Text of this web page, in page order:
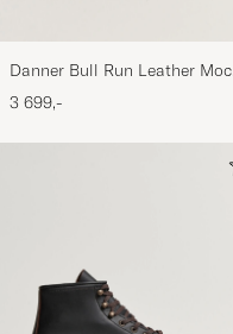
Danner Bull Run Leather Moc
Toe Boot Brown
3 699,-